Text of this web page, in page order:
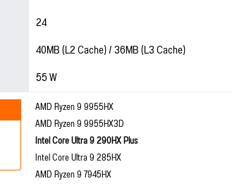
24
40MB (L2 Cache) / 36MB (L3 Cache)
55 W
AMD Ryzen 9 9955HX
AMD Ryzen 9 9955HX3D
Intel Core Ultra 9 290HX Plus
Intel Core Ultra 9 285HX
AMD Ryzen 9 7945HX